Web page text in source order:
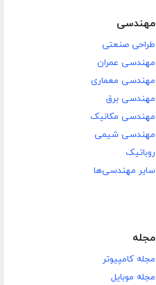
مهندسی
طراحی صنعتی
مهندسی عمران
مهندسی معماری
مهندسی برق
مهندسی مکانیک
مهندسی شیمی
روباتیک
سایر مهندسی‌ها
مجله
مجله کامپیوتر
مجله موبایل